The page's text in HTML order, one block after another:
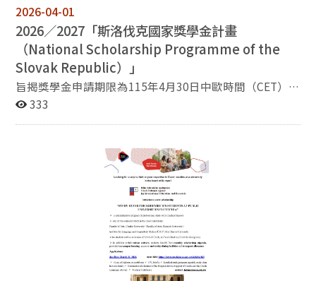
蘭、白俄羅斯、摩爾多瓦、捷克、波蘭、匈牙利、羅馬尼
亞、愛沙尼亞、拉脫維亞、立陶宛 1名 英國、法國、德
國、日本、美國（依此國家順序） 四、獎助內容： 來回
經濟艙機票一張（2000美元內實報實銷），限補助一
次，由委員會審核。。 每年7000美元，一次一年，最多
兩年。第二年之獎助視第一年之學習成效及是否持續從事
相同研究議題核給。 五、申請所須文
件： 申請表 符合獎學金辦法第六條列
歷一份，包含教育背景及社會參與情形； 1000字留學讀
文件，如相關系所推薦信等； 身體健康檢查報告。 前一
年度獲獎，欲申請第二年度獎學金者，請檢附第1、2項及
第一年之學習成效報告。 ► 上述文件請依順序合併為
8月31日截止，申請文件請email至
slavic@nccu.edu.tw。 七、本獎學金由獎學金審核委員
明、獲小功以上獎勵等） 六、審核程序：由斯拉夫語文學
系系務會議審核。 七、備註：受奬學生需至本系義務服務
20小時。
2026-04-01
2026／2027「斯洛伐克國家獎學金計畫
（National Scholarship Programme of the
Slovak Republic）」
旨揭獎學金申請期限為115年4月30日中歐時間（CET）下
午4時（臺灣時間同日晚間10時）止，所需文件及申請方
333